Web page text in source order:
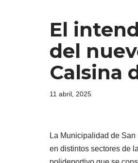
El
del
Calsina
11 abril, 2025
La Municipalidad de
en distintos sectores de